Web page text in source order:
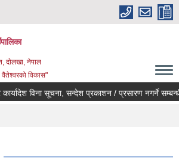
दाेलखा, नेपाल
विकास"
विना सूचना, सन्देश प्रकाशन / प्रसारण नगर्ने सम्बन्धी